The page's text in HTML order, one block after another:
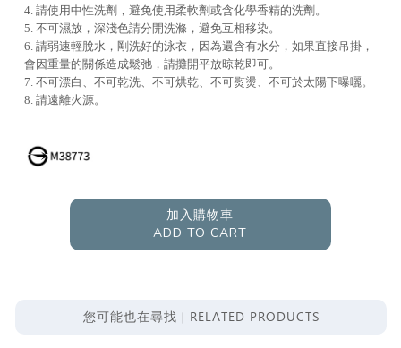
4. 請使用中性洗劑，避免使用柔軟劑或含化學香精的洗劑。
5. 不可濕放，深淺色請分開洗滌，避免互相移染。
6. 請弱速輕脫水，剛洗好的泳衣，因為還含有水分，如果直接吊掛，
會因重量的關係造成鬆弛，請攤開平放晾乾即可。
7. 不可漂白、不可乾洗、不可烘乾、不可熨燙、不可於太陽下曝曬。
8. 請遠離火源。
加入購物車
ADD TO CART
您可能也在尋找 | RELATED PRODUCTS